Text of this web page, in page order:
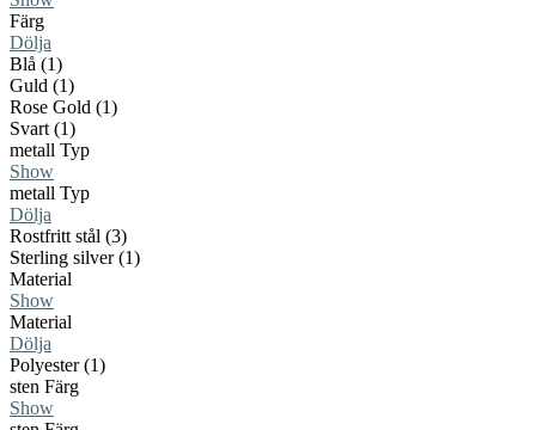
Färg
Dölja
Blå (1)
Guld (1)
Rose Gold (1)
Svart (1)
metall Typ
Show
metall Typ
Dölja
Rostfritt stål (3)
Sterling silver (1)
Material
Show
Material
Dölja
Polyester (1)
sten Färg
Show